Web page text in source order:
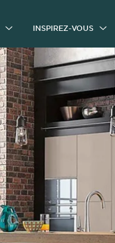
INSPIREZ-VOUS